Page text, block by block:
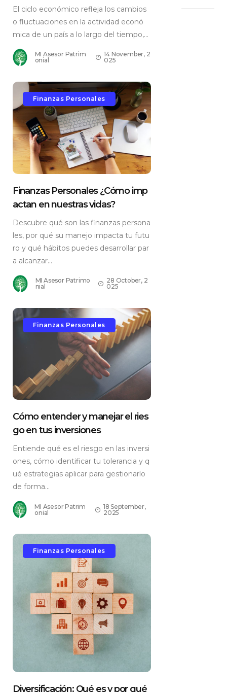
El ciclo económico refleja los cambios
o fluctuaciones en la actividad econó
mica de un país a lo largo del tiempo,...
MI Asesor Patrim
onial
14 November, 2
025
Finanzas Personales
Finanzas Personales ¿Cómo imp
actan en nuestras vidas?
Descubre qué son las finanzas persona
les, por qué su manejo impacta tu futu
ro y qué hábitos puedes desarrollar par
a alcanzar...
MI Asesor Patrimo
nial
28 October, 2
025
Finanzas Personales
Cómo entender y manejar el ries
go en tus inversiones
Entiende qué es el riesgo en las inversi
ones, cómo identificar tu tolerancia y q
ué estrategias aplicar para gestionarlo
de forma...
MI Asesor Patrim
onial
18 September,
2025
Finanzas Personales
Diversificación: Qué es y por qué